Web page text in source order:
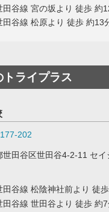
田谷線 宮の坂より 徒歩 約
田谷線 松原より 徒歩 約13
ライプラス
202
世田谷区世田谷4-2-11 セ
田谷線 松陰神社前より 徒
田谷線 世田谷より 徒歩 約